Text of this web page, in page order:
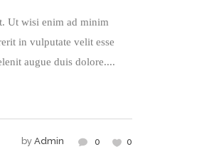
Ut wisi enim ad minim
in vulputate velit esse
augue duis dolore....
by Admin 0 0